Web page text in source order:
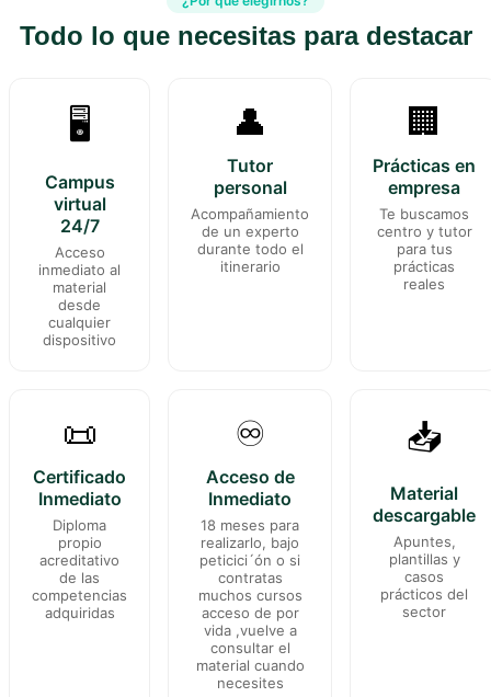
Todo lo que necesitas para destacar
🖥️
Campus
virtual
24/7
Acceso
inmediato al
material
desde
cualquier
dispositivo
👤
Tutor
personal
Acompañamiento
de un experto
durante todo el
itinerario
🏢
Prácticas en
empresa
Te buscamos
centro y tutor
para tus
prácticas
reales
📜
Certificado
Inmediato
Diploma
propio
acreditativo
de las
competencias
adquiridas
♾️
Acceso de
Inmediato
18 meses para
realizarlo, bajo
peticici´ón o si
contratas
muchos cursos
acceso de por
vida ,vuelve a
consultar el
material cuando
necesites
📥
Material
descargable
Apuntes,
plantillas y
casos
prácticos del
sector